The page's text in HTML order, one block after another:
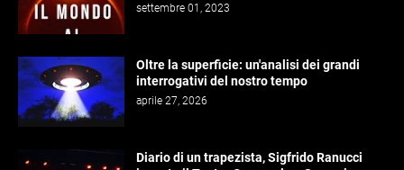
settembre 01, 2023
Oltre la superficie: un'analisi dei grandi
interrogativi del nostro tempo
aprile 27, 2026
Diario di un trapezista, Sigfrido Ranucci